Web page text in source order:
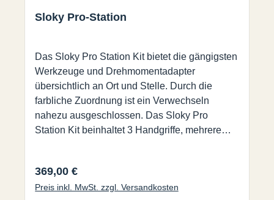
Sloky Pro-Station
Das Sloky Pro Station Kit bietet die gängigsten
Werkzeuge und Drehmomentadapter
übersichtlich an Ort und Stelle. Durch die
farbliche Zuordnung ist ein Verwechseln
nahezu ausgeschlossen. Das Sloky Pro
Station Kit beinhaltet 3 Handgriffe, mehrere
Wendeplattenwechsel auf professionelle Art
und Weise, immer mit dem richtigen
Regulärer Preis:
369,00 €
Preis inkl. MwSt. zzgl. Versandkosten